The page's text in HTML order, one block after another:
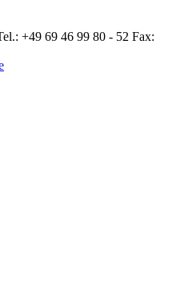
+49 69 46 99 80 - 52 Fax: